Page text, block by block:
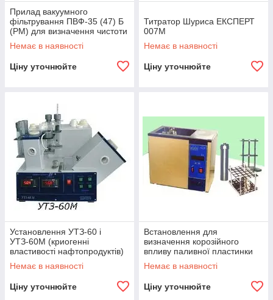
Прилад вакуумного
фільтрування ПВФ-35 (47) Б
(РМ) для визначення чистоти
паливний і олій
Немає в наявності
Ціну уточнюйте
Титратор Шуриса ЕКСПЕРТ
007М
Немає в наявності
Ціну уточнюйте
Установлення УТЗ-60 і
УТЗ-60М (криогенні
властивості нафтопродуктів)
Немає в наявності
Ціну уточнюйте
Встановлення для
визначення корозійного
впливу паливної пластинки
на мідну пластинку
Немає в наявності
Ціну уточнюйте